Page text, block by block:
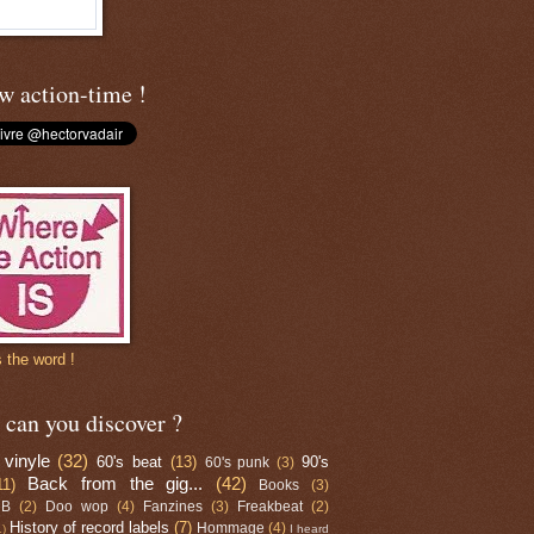
action-time !
the word !
you discover ?
(32) 60's beat (13) 60's punk (3) 90's
Back from the gig... (42) Books
(3)
(2) Doo wop (4) Fanzines (3) Freakbeat (2)
History of record labels (7) Hommage (4) I heard